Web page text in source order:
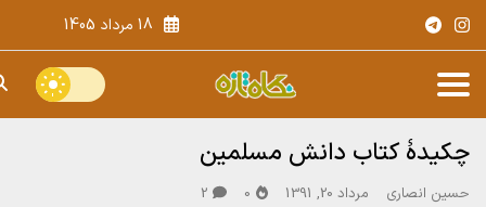
18 مرداد 1405
چکیدۀ کتاب دانش مسلمین
حسین انصاری مرداد 20, 1391 0
2